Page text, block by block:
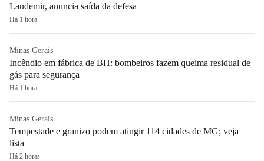
Laudemir, anuncia saída da defesa
Há 1 hora
Minas Gerais
Incêndio em fábrica de BH: bombeiros fazem queima residual de
gás para segurança
Há 1 hora
Minas Gerais
Tempestade e granizo podem atingir 114 cidades de MG; veja
lista
Há 2 horas